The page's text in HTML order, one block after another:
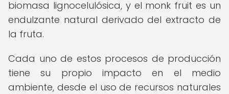
biomasa lignocelulósica, y el monk fruit es un
endulzante natural derivado del extracto de
la fruta.
Cada uno de estos procesos de producción
tiene su propio impacto en el medio
ambiente, desde el uso de recursos naturales